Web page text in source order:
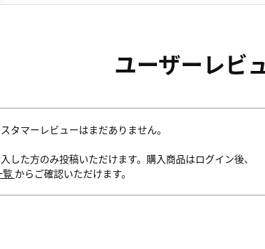
ユーザーレビ
タマーレビューはまだありません。
した方のみ投稿いただけます。購入商品はログイン後、
覧 からご確認いただけます。